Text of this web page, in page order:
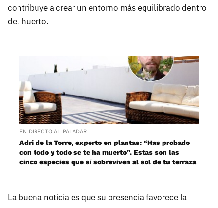
contribuye a crear un entorno más equilibrado dentro
del huerto.
EN DIRECTO AL PALADAR
Adri de la Torre, experto en plantas: “Has probado
con todo y todo se te ha muerto”. Estas son las
cinco especies que sí sobreviven al sol de tu terraza
La buena noticia es que su presencia favorece la